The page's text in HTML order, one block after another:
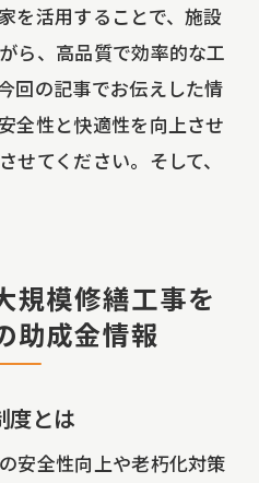
を活用することで、施設
ら、高品質で効率的な工
回の記事でお伝えした情
全性と快適性を向上させ
せてください。そして、
規模修繕工事を
助成金情報
度とは
安全性向上や老朽化対策